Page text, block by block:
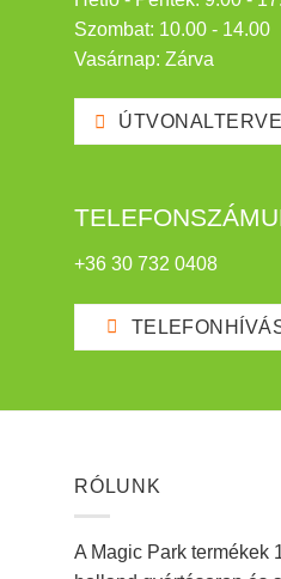
Szombat: 10.00 - 14.00
Vasárnap: Zárva
+36 30 732 0408
RÓLUNK
A Magic Park termékek